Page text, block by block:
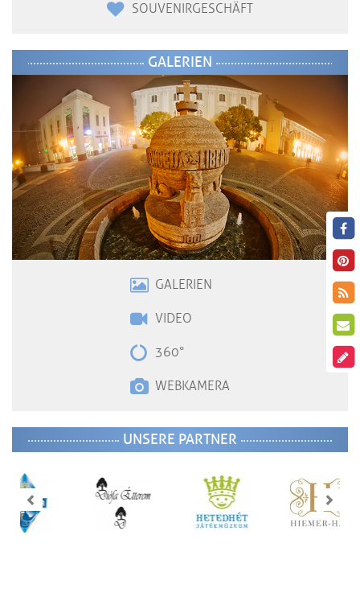
SOUVENIRGESCHÄFT
GALERIEN
GALERIEN
VIDEO
360°
WEBKAMERA
UNSERE PARTNER